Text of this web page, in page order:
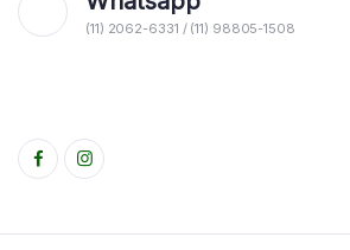
(11) 2062-6331 / (11) 98805-1508